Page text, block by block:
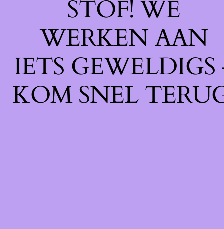
STOF! WE
WERKEN AAN
IETS GEWELDIGS
KOM SNEL